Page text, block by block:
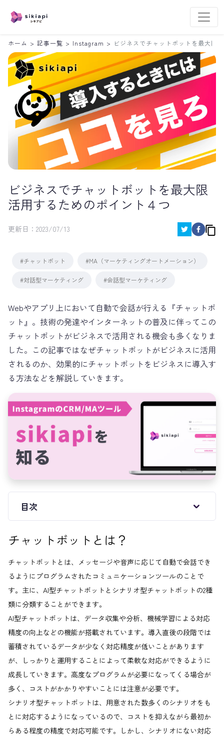
ホーム > 記事一覧 > Instagram > ビジネスでチャットボットを最大限
ビジネスでチャットボットを最大限
活用するためのポイント４つ
更新日： 2023/07/13
#チャットボット #MA（マーケティングオートメーション）
#対話型マーケティング #会話型マーケティング
Webやアプリ上において自動で会話が行える『チャットボ
ット』。技術の発達やインターネットの普及に伴ってこの
チャットボットがビジネスで活用される機会も多くなりま
した。この記事ではなぜチャットボットがビジネスに活用
されるのか、効果的にチャットボットをビジネスに導入す
る方法などを解説していきます。
目次
チャットボットとは？
チャットボットとは、メッセージや音声に応じて自動で会話でき
るようにプログラムされたコミュニケーションツールのことで
す。主に、AI型チャットボットとシナリオ型チャットボットの2種
類に分類することができます。
AI型チャットボットは、データ収集や分析、機械学習による対応
精度の向上などの機能が搭載されています。導入直後の段階では
蓄積されているデータが少なく対応精度が低いことがあります
が、しっかりと運用することによって柔軟な対応ができるように
成長していきます。高度なプログラムが必要になってくる場合が
多く、コストがかかりやすいことには注意が必要です。
シナリオ型チャットボットは、用意された数多くのシナリオをも
とに対応するようになっているので、コストを抑えながら最初か
らある程度の精度で対応可能です。しかし、シナリオにない対応